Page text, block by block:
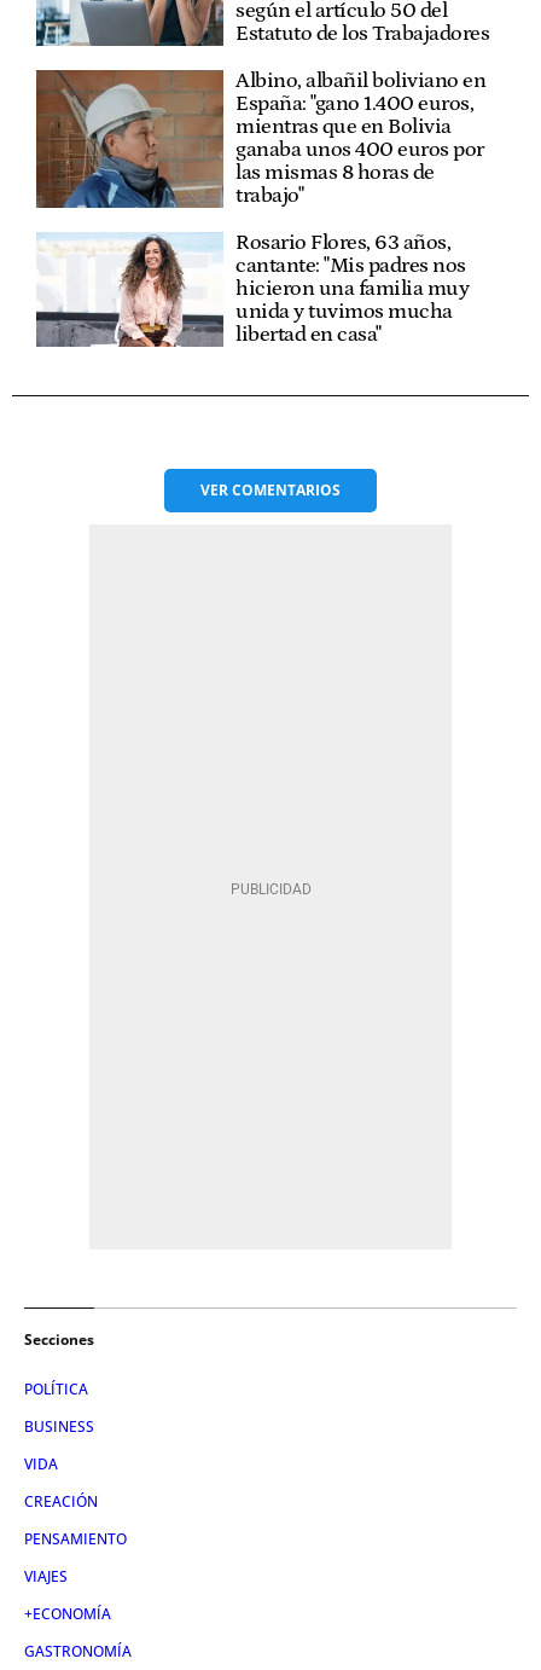
según el artículo 50 del
Estatuto de los Trabajadores
Albino, albañil boliviano en
España: "gano 1.400 euros,
mientras que en Bolivia
ganaba unos 400 euros por
las mismas 8 horas de
trabajo"
Rosario Flores, 63 años,
cantante: "Mis padres nos
hicieron una familia muy
unida y tuvimos mucha
libertad en casa"
VERCOMENTARIOS
Secciones
POLÍTICA
BUSINESS
VIDA
CREACIÓN
PENSAMIENTO
VIAJES
+ECONOMÍA
GASTRONOMÍA